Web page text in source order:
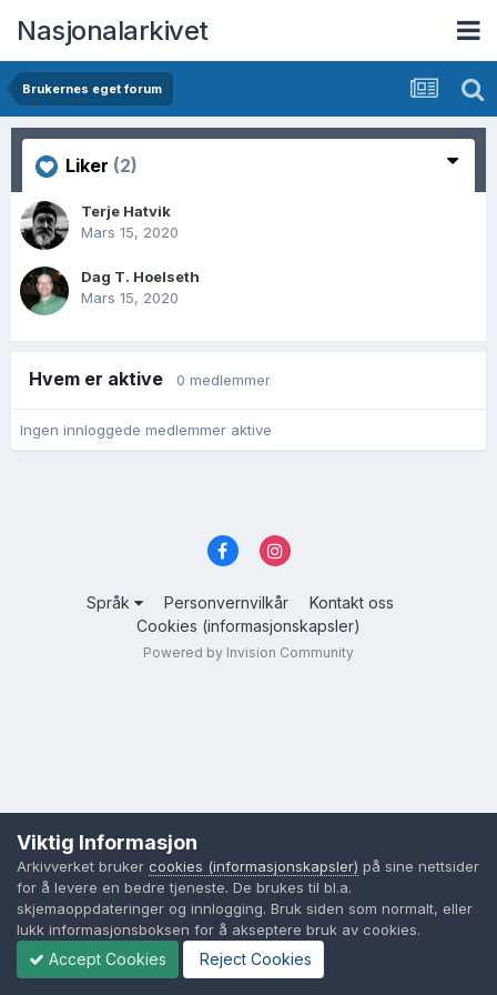
Nasjonalarkivet
Brukernes eget forum
Liker (2)
Terje Hatvik
Mars 15, 2020
Dag T. Hoelseth
Mars 15, 2020
Hvem er aktive 0 medlemmer
Ingen innloggede medlemmer aktive
Språk Personvernvilkår
Kontakt oss
Cookies (informasjonskapsler)
Powered by Invision Community
Viktig Informasjon
Arkivverket bruker cookies (informasjonskapsler) på sine nettsider
for å levere en bedre tjeneste. De brukes til bl.a.
skjemaoppdateringer og innlogging. Bruk siden som normalt, eller
lukk informasjonsboksen for å akseptere bruk av cookies.
Accept Cookies Reject Cookies